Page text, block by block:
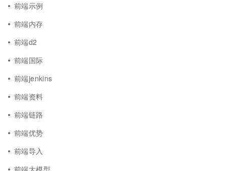
前端示例
前端内存
前端d2
前端国际
前端jenkins
前端资料
前端链路
前端优势
前端导入
前端大模型